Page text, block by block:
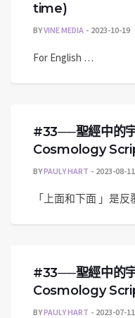
time)
BYVINE MEDIA 2023-10-19
For English …
#33──聖經中的
Cosmology
BYPAULY HART 2023-08-11
「上面和下面 」是
#33──聖經中的
Cosmology
BYPAULY HART 2023-07-11